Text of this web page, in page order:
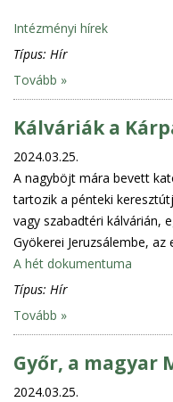
Intézményi hírek
Típus: Hír
Tovább »
Kálváriák a
2024.03.25.
A nagyböjt mára bevett
tartozik a pénteki
vagy szabadtéri kálvárián,
Gyökerei Jeruzsálembe, az
A hét dokumentuma
Típus: Hír
Tovább »
Győr, a magyar
2024.03.25.